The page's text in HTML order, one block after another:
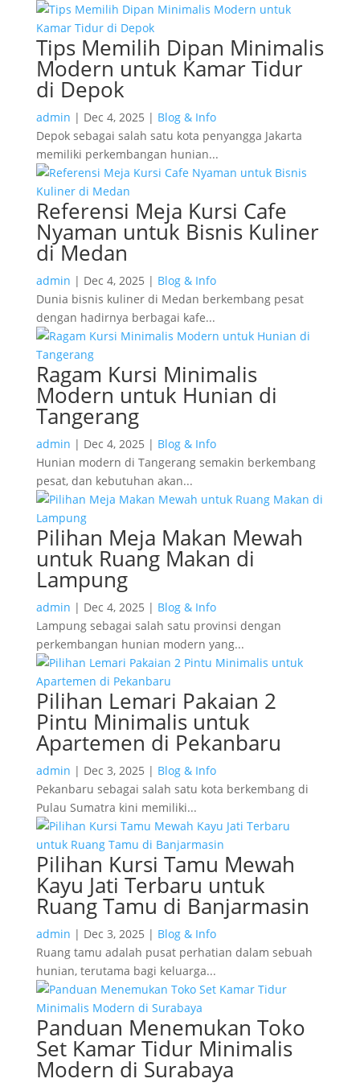
Tips Memilih Dipan Minimalis
Modern untuk Kamar Tidur
di Depok
admin | Dec 4, 2025 | Blog & Info
Depok sebagai salah satu kota penyangga Jakarta
memiliki perkembangan hunian...
Referensi Meja Kursi Cafe
Nyaman untuk Bisnis Kuliner
di Medan
admin | Dec 4, 2025 | Blog & Info
Dunia bisnis kuliner di Medan berkembang pesat
dengan hadirnya berbagai kafe...
Ragam Kursi Minimalis
Modern untuk Hunian di
Tangerang
admin | Dec 4, 2025 | Blog & Info
Hunian modern di Tangerang semakin berkembang
pesat, dan kebutuhan akan...
Pilihan Meja Makan Mewah
untuk Ruang Makan di
Lampung
admin | Dec 4, 2025 | Blog & Info
Lampung sebagai salah satu provinsi dengan
perkembangan hunian modern yang...
Pilihan Lemari Pakaian 2
Pintu Minimalis untuk
Apartemen di Pekanbaru
admin | Dec 3, 2025 | Blog & Info
Pekanbaru sebagai salah satu kota berkembang di
Pulau Sumatra kini memiliki...
Pilihan Kursi Tamu Mewah
Kayu Jati Terbaru untuk
Ruang Tamu di Banjarmasin
admin | Dec 3, 2025 | Blog & Info
Ruang tamu adalah pusat perhatian dalam sebuah
hunian, terutama bagi keluarga...
Panduan Menemukan Toko
Set Kamar Tidur Minimalis
Modern di Surabaya